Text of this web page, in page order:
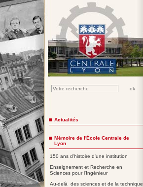
Actualités
Mémoire de l'École Centrale de
Lyon
150 ans d'histoire d'une institution
Enseignement et Recherche en
Sciences pour l'Ingénieur
Au-delà des sciences et de la technique